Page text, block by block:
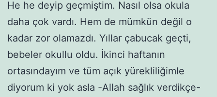
He he deyip geçmiştim. Nasıl olsa okula
daha çok vardı. Hem de mümkün değil o
kadar zor olamazdı. Yıllar çabucak geçti,
bebeler okullu oldu. İkinci haftanın
ortasındayım ve tüm açık yürekliliğimle
diyorum ki yok asla -Allah sağlık verdikçe-